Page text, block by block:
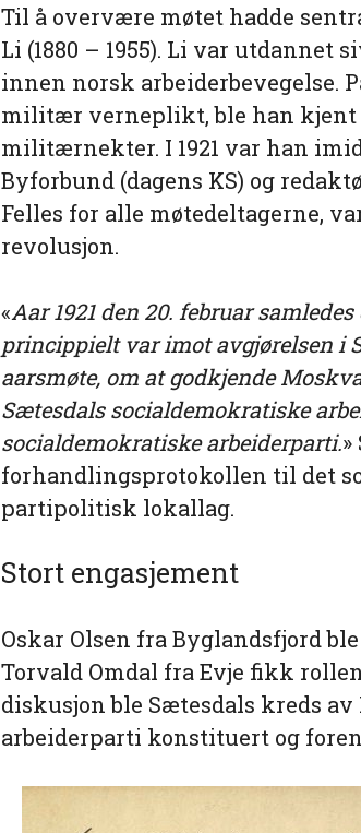
Til å overvære møtet hadde
Li (1880 – 1955). Li var utdannet
innen norsk arbeiderbevegelse.
militær verneplikt, ble han kjent
militærnekter. I 1921 var han
Byforbund (dagens KS) og
Felles for alle møtedeltagerne,
revolusjon.
«Aar 1921 den 20. februar
princippielt var imot avgjørelsen i
aarsmøte, om at godkjende
Sætesdals socialdemokratiske
socialdemokratiske arbeiderparti.
forhandlingsprotokollen til det
partipolitisk lokallag.
Stort engasjement
Oskar Olsen fra Byglandsfjord
Torvald Omdal fra Evje fikk
diskusjon ble Sætesdals kreds
arbeiderparti konstituert og